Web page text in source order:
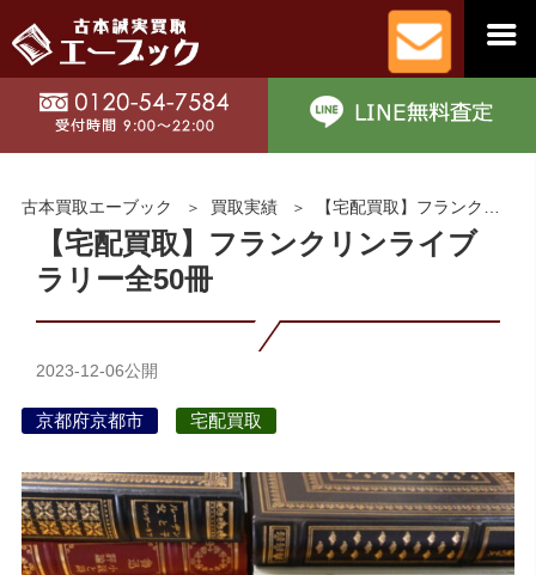
古本買取エーブック 買取実績 【宅配買取】フランクリンライブラリー全50冊
【宅配買取】フランクリンライブ
ラリー全50冊
2023-12-06公開
京都府京都市 宅配買取